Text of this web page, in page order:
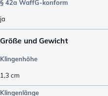
§ 42a WaffG-konform
ja
Größe und Gewicht
Klingenhöhe
1,3 cm
Klingenlänge